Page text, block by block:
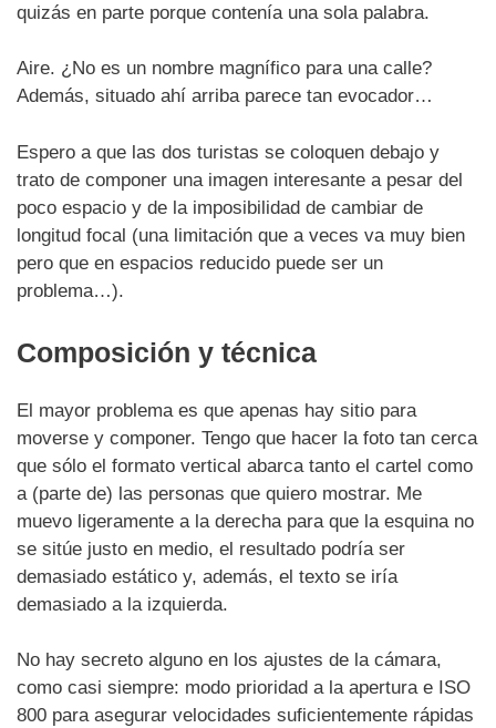
quizás en parte porque contenía una sola palabra.
Aire. ¿No es un nombre magnífico para una calle?
Además, situado ahí arriba parece tan evocador…
Espero a que las dos turistas se coloquen debajo y
trato de componer una imagen interesante a pesar del
poco espacio y de la imposibilidad de cambiar de
longitud focal (una limitación que a veces va muy bien
pero que en espacios reducido puede ser un
problema…).
Composición y técnica
El mayor problema es que apenas hay sitio para
moverse y componer. Tengo que hacer la foto tan cerca
que sólo el formato vertical abarca tanto el cartel como
a (parte de) las personas que quiero mostrar. Me
muevo ligeramente a la derecha para que la esquina no
se sitúe justo en medio, el resultado podría ser
demasiado estático y, además, el texto se iría
demasiado a la izquierda.
No hay secreto alguno en los ajustes de la cámara,
como casi siempre: modo prioridad a la apertura e ISO
800 para asegurar velocidades suficientemente rápidas